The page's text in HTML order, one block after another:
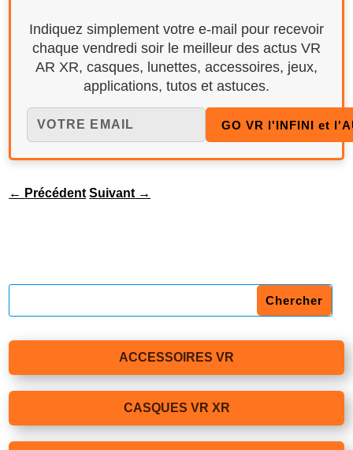
Indiquez simplement votre e-mail pour recevoir
chaque vendredi soir le meilleur des actus VR
AR XR, casques, lunettes, accessoires, jeux,
applications, tutos et astuces.
← Précédent Suivant →
ACCESSOIRES VR
CASQUES VR XR